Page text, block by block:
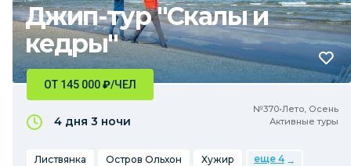
Джип-тур "Скалы и
кедры"
№370•Лето, Осень
Активные туры
ОТ 145 000₽/ЧЕЛ
4 дня 3 ночи
Листвянка Остров Ольхон Хужир еще 4